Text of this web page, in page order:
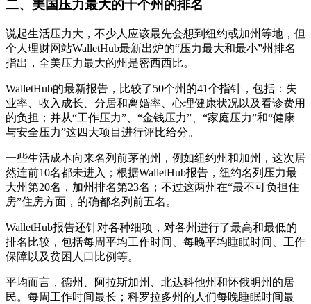
二、 美国压力最大的十个州的排名
说起生活压力大，不少人应该最先会想到纽约或加州等地，但
个人理财网站WalletHub最新出炉的“压力最大和最小”州排名
指出，全美压力最大的州是密西西比。
WalletHub的最新报告，比较了50个州的41个指针，包括：失
业率、收入成长、分居和离婚率、心理健康状况以及看诊费用
的负担；并从“工作压力”、“金钱压力”、“家庭压力”和“健康
与安全压力”这四大项目进行评比给分。
一些生活成本向来名列前茅的州，例如纽约州和加州，这次居
然连前10名都未进入；根据WalletHub报告，纽约名列压力最
大州第20名，加州排名第23名；不过这两州在“最不可负担住
房”住房方面，的确都名列前五名。
WalletHub报告还针对各种细项，对各州进行了最高和最低的
排名比较，包括每周平均工作时间、每晚平均睡眠时间、工作
保障以及贫困人口比例等。
平均而言，德州、阿拉斯加州、北达科他州和怀俄明州的居
民。每周工作时间最长；科罗拉多州的人们每晚睡眠时间最